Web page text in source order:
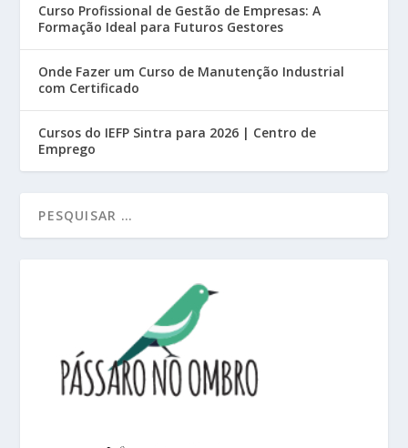
Curso Profissional de Gestão de Empresas: A
Formação Ideal para Futuros Gestores
Onde Fazer um Curso de Manutenção Industrial
com Certificado
Cursos do IEFP Sintra para 2026 | Centro de
Emprego